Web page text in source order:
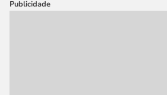
Publicidade